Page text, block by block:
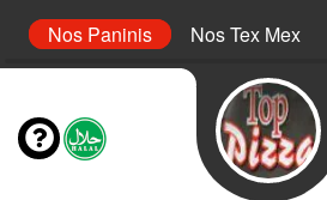
Nos Paninis Nos Tex Mex